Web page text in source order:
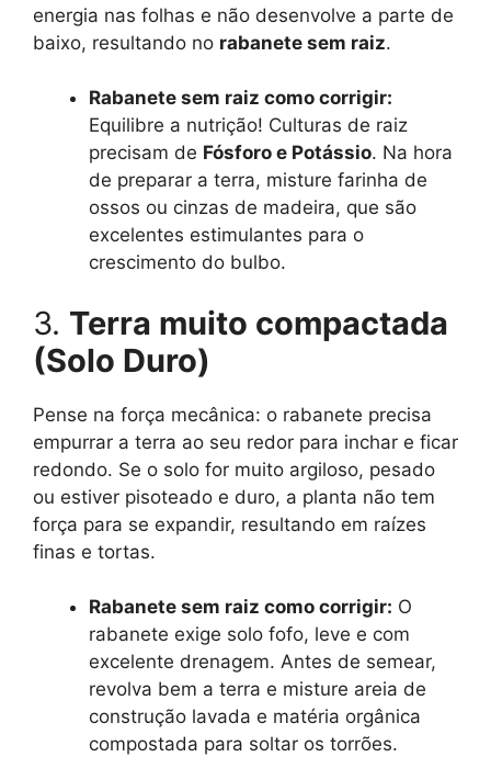
energia nas folhas e não desenvolve a parte de
baixo, resultando no rabanete sem raiz.
Rabanete sem raiz como corrigir:
Equilibre a nutrição! Culturas de raiz
precisam de Fósforo e Potássio. Na hora
de preparar a terra, misture farinha de
ossos ou cinzas de madeira, que são
excelentes estimulantes para o
crescimento do bulbo.
3. Terra muito compactada
(Solo Duro)
Pense na força mecânica: o rabanete precisa
empurrar a terra ao seu redor para inchar e ficar
redondo. Se o solo for muito argiloso, pesado
ou estiver pisoteado e duro, a planta não tem
força para se expandir, resultando em raízes
finas e tortas.
Rabanete sem raiz como corrigir: O
rabanete exige solo fofo, leve e com
excelente drenagem. Antes de semear,
revolva bem a terra e misture areia de
construção lavada e matéria orgânica
compostada para soltar os torrões.